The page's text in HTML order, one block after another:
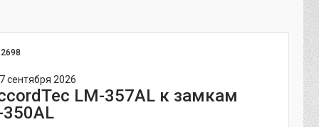
2698
сентября 2026
LM-357AL к замкам